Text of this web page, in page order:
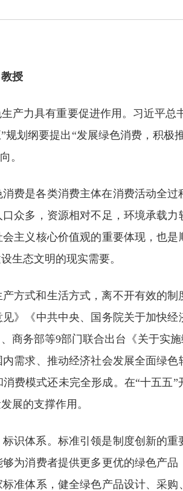
授
产力具有重要促进作用。习近平总
划纲要提出“发展绿色消费，积
。
费是各类消费主体在消费活动全
众多，资源相对不足，环境承载
主义核心价值观的重要体现，也
生态文明的现实需要。
方式和生活方式，离不开有效的
》《中共中央、国务院关于加快
商务部等9部门联合出台《关于实
需求、推动经济社会发展全面绿
费模式还未完全形成。在“十五五
展的支撑作用。
识体系。标准引领是制度创新的
为消费者提供更多更优的绿色产
准体系，健全绿色产品设计、采